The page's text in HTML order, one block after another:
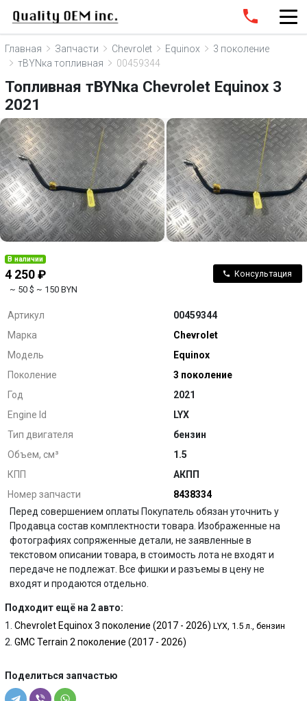
Главная Запчасти Chevrolet Equinox
3 поколение
тBYNка топливная
00459344
Топливная тBYNка Chevrolet Equinox 3
2021
В наличии
4 250 ₽
~ 50 $ ~ 150 BYN
Консультация
Артикул
00459344
Марка
Chevrolet
Модель
Equinox
Поколение
3 поколение
Год
2021
Engine Id
LYX
Тип двигателя
бензин
Объем, см³
1.5
КПП
АКПП
Номер запчасти
8438334
Перед совершением оплаты Покупатель обязан уточнить у
Продавца состав комплектности товара. Изображенные на
фотографиях сопряженные детали, не заявленные в
текстовом описании товара, в стоимость лота не входят и
передаче не подлежат. Все фишки и разъемы в цену не
входят и продаются отдельно.
Подходит ещё на 2 авто:
Chevrolet Equinox 3 поколение (2017 - 2026) LYX, 1.5 л., бензин
GMC Terrain 2 поколение (2017 - 2026)
Поделиться запчастью